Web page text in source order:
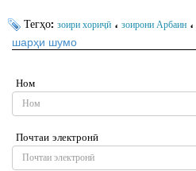
Тегҳо: зоири хориҷӣ ، зоирони Арбаин ،
шарҳи шумо
Ном
Почтаи электронӣ